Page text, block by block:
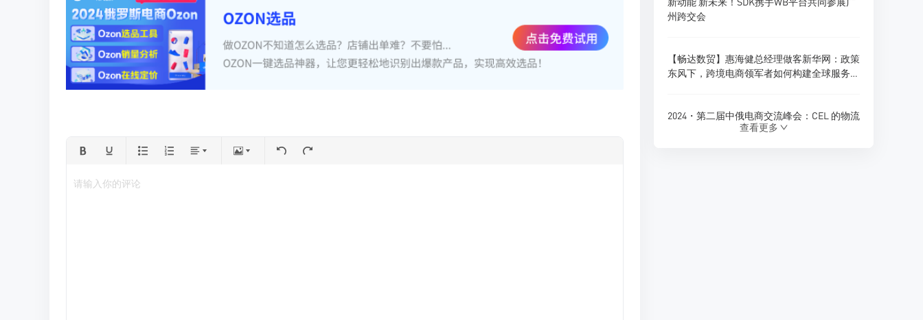
请输入你的评论
州跨交会
【畅达数贸】惠海健总经理做客新华网：政策
东风下，跨境电商领军者如何构建全球服务新
2024・第二届中俄电商交流峰会：CEL 的物流
创新与跨境电商新展望
查看更多